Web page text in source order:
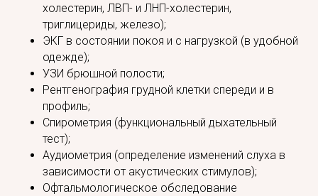
холестерин, ЛВП- и ЛНП-холестерин,
триглицериды, железо);
ЭКГ в состоянии покоя и с нагрузкой (в удобной
одежде);
УЗИ брюшной полости;
Рентгенография грудной клетки спереди и в
профиль;
Спирометрия (функциональный дыхательный
тест);
Аудиометрия (определение изменений слуха в
зависимости от акустических стимулов);
Офтальмологическое обследование